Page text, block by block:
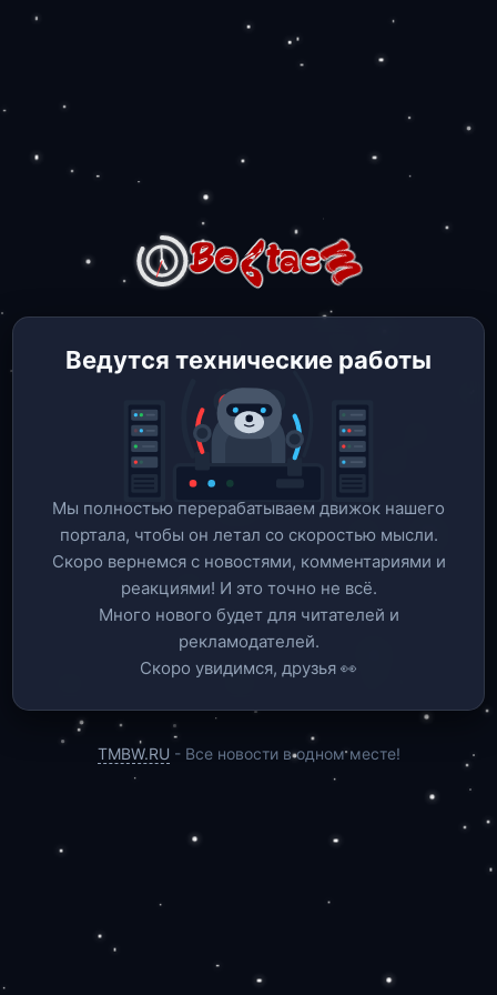
Ведутся технические работы
Мы полностью перерабатываем движок нашего
портала, чтобы он летал со скоростью мысли.
Скоро вернемся c новостями, комментариями и
реакциями! И это точно не всё.
Много нового будет для читателей и
рекламодателей.
Скоро увидимся, друзья 👀
TMBW.RU - Все новости в одном месте!